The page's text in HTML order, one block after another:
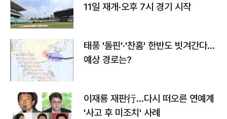
11일 재개·오후 7시 경기 시작
태풍 '돌핀'·'찬홈' 한반도 빗겨간다…
예상 경로는?
이재룡 재판行…다시 떠오른 연예계
'사고 후 미조치' 사례